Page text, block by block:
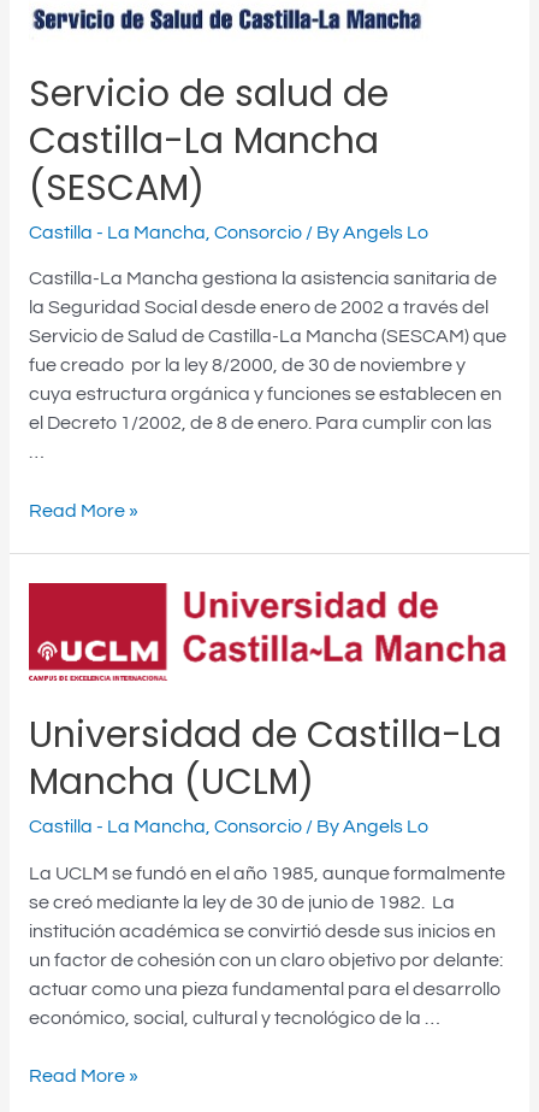
Servicio de salud de
Castilla-La Mancha
(SESCAM)
Castilla - La Mancha Consorcio/ ByAngels Lo
Castilla-La Mancha gestiona la asistencia sanitaria de
la Seguridad Social desde enero de 2002 a través del
Servicio de Salud de Castilla-La Mancha (SESCAM) que
fue creado por la ley 8/2000, de 30 de noviembre y
cuya estructura orgánica y funciones se establecen en
el Decreto 1/2002, de 8 de enero. Para cumplir con las
…
Read More »
Universidad de Castilla-La
Mancha (UCLM)
Castilla - La Mancha Consorcio/ ByAngels Lo
La UCLM se fundó en el año 1985, aunque formalmente
se creó mediante la ley de 30 de junio de 1982. La
institución académica se convirtió desde sus inicios en
un factor de cohesión con un claro objetivo por delante:
actuar como una pieza fundamental para el desarrollo
económico, social, cultural y tecnológico de la …
Castilla-
La
(UCLM)
Read More »